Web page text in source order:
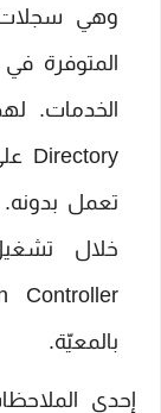
المتوفرة
تعمل
بالمعيّة.
إحدى